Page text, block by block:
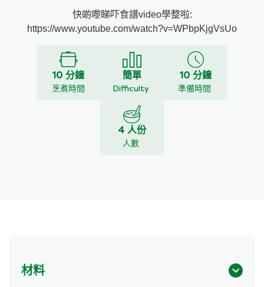
快啲嚟睇吓食譜video學整啦:
https://www.youtube.com/watch?v=WPbpKjgVsUo
10 分鐘
烹煮時間
簡單
Difficulty
10 分鐘
準備時間
4 人份
人數
材料